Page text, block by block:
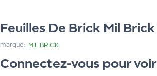
Feuilles De Brick Mil
marque: MIL BRICK
Connectez-vous pour